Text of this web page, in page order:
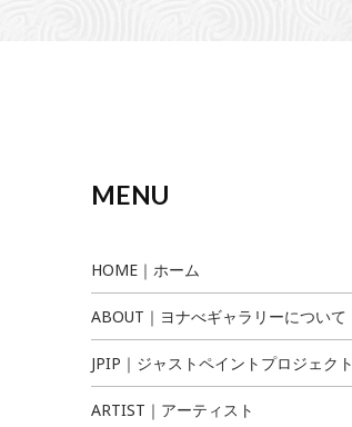
MENU
HOME｜ホーム
ABOUT｜ヨナべギャラリーについて
JPIP｜ジャストペイントプロジェクト
ARTIST｜アーティスト